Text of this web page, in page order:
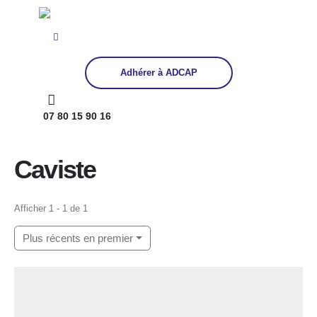
Adhérer à ADCAP
07 80 15 90 16
Caviste
Afficher 1 - 1 de 1
Plus récents en premier